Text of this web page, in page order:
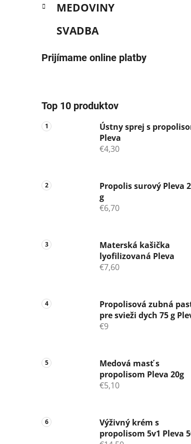
MEDOVINY
SVADBA
Prijímame online platby
Top 10 produktov
Ústny sprej s
Pleva
€4,30
Propolis surový Pleva
g
€6,70
Materská kašička
lyofilizovaná Pleva
€7,60
Propolisová zubná
pre svieži dych 75 g
€9
Medová masť s
propolisom Pleva 20g
€5,10
Výživný krém s
propolisom 5v1 Pleva